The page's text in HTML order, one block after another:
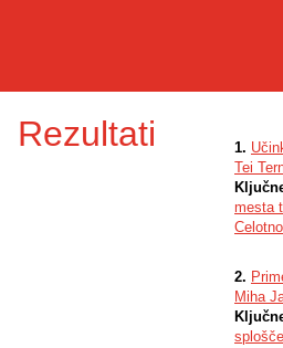
Rezultati 1.
Tei
mesta
2.
Miha